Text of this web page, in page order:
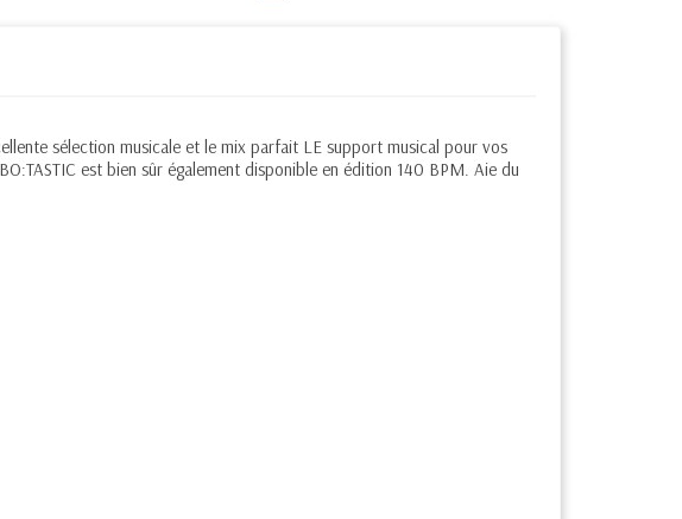
sélection musicale et le mix parfait LE support musical pour vos
est bien sûr également disponible en édition 140 BPM. Aie du